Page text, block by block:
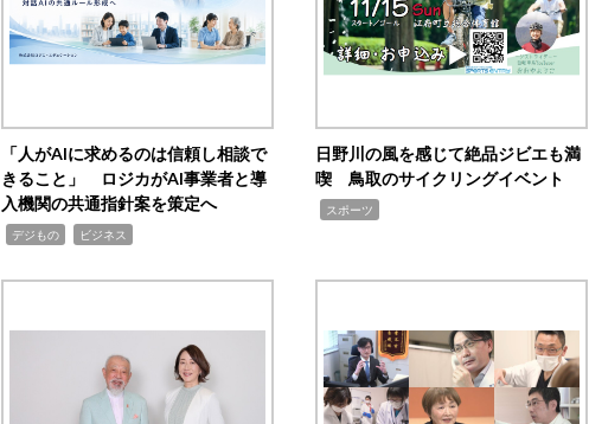
「人がAIに求めるのは信頼し相談で
きること」 ロジカがAI事業者と導
入機関の共通指針案を策定へ
デジもの ビジネス
日野川の風を感じて絶品ジビエも満
喫 鳥取のサイクリングイベント
スポーツ